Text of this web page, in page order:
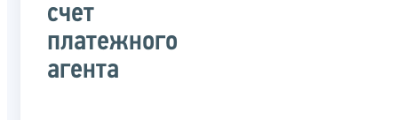
счет
платежного
агента